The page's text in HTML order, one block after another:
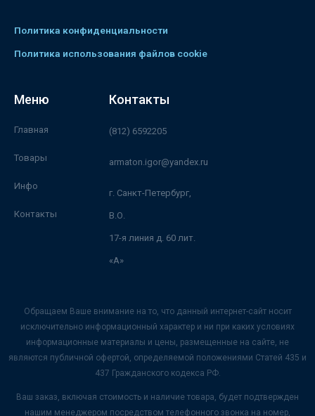
Политика конфиденциальности
Политика использования файлов cookie
Меню
Главная
Товары
Инфо
Контакты
Контакты
(812) 6592205
armaton.igor@yandex.ru
г. Санкт-Петербург,
В.О.
17-я линия д. 60 лит.
«А»
Обращаем Ваше внимание на то, что данный интернет-сайт носит
исключительно информационный характер и ни при каких условиях
информационные материалы и цены, размещенные на сайте, не
являются публичной офертой, определяемой положениями Статей 435 и
437 Гражданского кодекса РФ.
Ваш заказ, включая стоимость и наличие товара, будет подтвержден
нашим менеджером посредством телефонного звонка на номер,